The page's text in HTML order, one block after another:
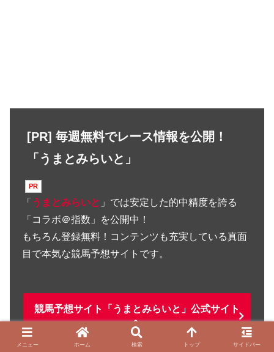
[PR] 毎週無料でレース情報を公開！
「うまとみらいと」
「 うまとみらいと 」では安定した的中精度を誇る
「コラボ＠指数」を公開中！
もちろん登録無料！コンテンツも充実している真面
目で本気な競馬予想サイトです。
競馬予想サイト「うまとみらいと」公式サイト
へ
メニュー ホーム 検索 トップ サイドバー